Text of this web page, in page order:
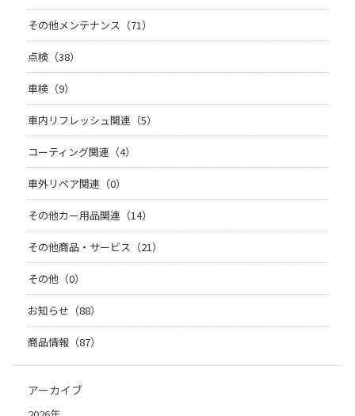
その他メンテナンス（71）
点検（38）
車検（9）
車内リフレッシュ関連（5）
コーティング関連（4）
車外リペア関連（0）
その他カー用品関連（14）
その他商品・サービス（21）
その他（0）
お知らせ（88）
商品情報（87）
アーカイブ